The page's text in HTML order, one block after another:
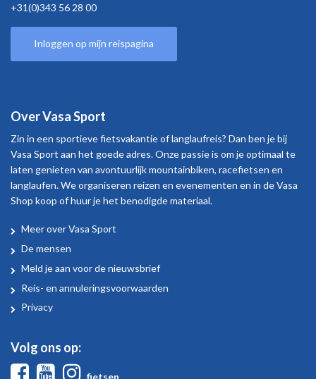
+31(0)343 56 28 00
Inloggen op mijn reispagina
Over Vasa Sport
Zin in een sportieve fietsvakantie of langlaufreis? Dan ben je bij
Vasa Sport aan het goede adres. Onze passie is om je optimaal te
laten genieten van avontuurlijk mountainbiken, racefietsen en
langlaufen. We organiseren reizen en evenementen en in de Vasa
Shop koop of huur je het benodigde materiaal.
Over
Vasa
Sport
Meer over Vasa Sport
De mensen
Meld je aan voor de nieuwsbrief
Reis- en annuleringsvoorwaarden
Privacy
Volg ons op:
FacebookYoutube